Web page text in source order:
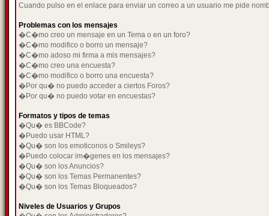
Cuando pulso en el enlace para enviar un correo a un usuario me pide
Problemas con los mensajes
�C�mo creo un mensaje en un Tema o en un foro?
�C�mo modifico o borro un mensaje?
�C�mo adoso mi firma a mis mensajes?
�C�mo creo una encuesta?
�C�mo modifico o borro una encuesta?
�Por qu� no puedo acceder a ciertos Foros?
�Por qu� no puedo votar en encuestas?
Formatos y tipos de temas
�Qu� es BBCode?
�Puedo usar HTML?
�Qu� son los emoticonos o Smileys?
�Puedo colocar im�genes en los mensajes?
�Qu� son los Anuncios?
�Qu� son los Temas Permanentes?
�Qu� son los Temas Bloqueados?
Niveles de Usuarios y Grupos